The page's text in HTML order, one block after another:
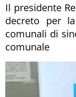
Il presidente
decreto per
comunali di
comunale